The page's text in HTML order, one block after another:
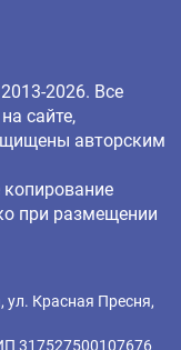
2026. Все
сайте,
авторским
при размещении
ул. Красная Пресня,
317527500107676